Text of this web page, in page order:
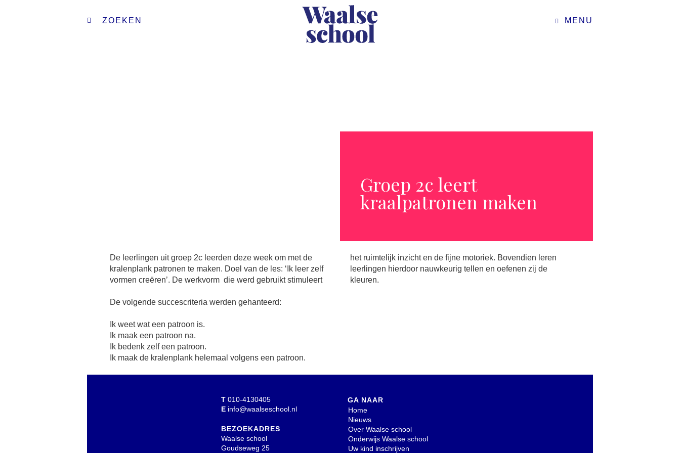
ZOEKEN MENU
Groep 2c leert
kraalpatronen maken
De leerlingen uit groep 2c leerden deze week om met de
kralenplank patronen te maken. Doel van de les: ‘Ik leer zelf
vormen creëren’. De werkvorm die werd gebruikt stimuleert
het ruimtelijk inzicht en de fijne motoriek. Bovendien leren
leerlingen hierdoor nauwkeurig tellen en oefenen zij de
kleuren.
De volgende succescriteria werden gehanteerd:
Ik weet wat een patroon is.
Ik maak een patroon na.
Ik bedenk zelf een patroon.
Ik maak de kralenplank helemaal volgens een patroon.
T 010-4130405
E info@waalseschool.nl
BEZOEKADRES
Waalse school
Goudseweg 25
GA NAAR
Home
Nieuws
Over Waalse school
Onderwijs Waalse school
Uw kind inschrijven